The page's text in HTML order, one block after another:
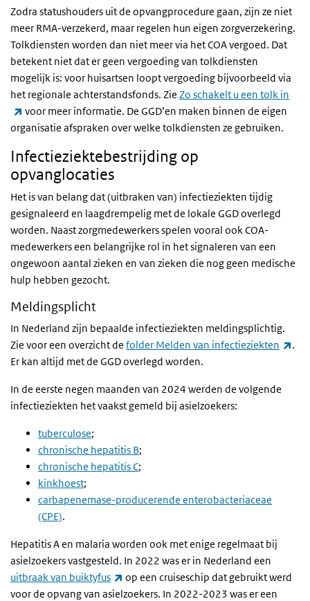
Zodra statushouders uit de opvangprocedure gaan, zijn ze niet
meer RMA-verzekerd, maar regelen hun eigen zorgverzekering.
Tolkdiensten worden dan niet meer via het COA vergoed. Dat
betekent niet dat er geen vergoeding van tolkdiensten
mogelijk is: voor huisartsen loopt vergoeding bijvoorbeeld via
het regionale achterstandsfonds. Zie Zo schakelt u een tolk in
(externe link)
voor meer informatie. De GGD’en maken binnen de eigen
organisatie afspraken over welke tolkdiensten ze gebruiken.
Infectieziektebestrijding op
opvanglocaties
Het is van belang dat (uitbraken van) infectieziekten tijdig
gesignaleerd en laagdrempelig met de lokale GGD overlegd
worden. Naast zorgmedewerkers spelen vooral ook COA-
medewerkers een belangrijke rol in het signaleren van een
ongewoon aantal zieken en van zieken die nog geen medische
hulp hebben gezocht.
Meldingsplicht
In Nederland zijn bepaalde infectieziekten meldingsplichtig.
Zie voor een overzicht de folder Melden van infectieziekten
.
Er kan altijd met de GGD overlegd worden.
In de eerste negen maanden van 2024 werden de volgende
infectieziekten het vaakst gemeld bij asielzoekers:
tuberculose;
chronische hepatitis B;
chronische hepatitis C;
kinkhoest;
carbapenemase-producerende enterobacteriaceae
(CPE).
Hepatitis A en malaria worden ook met enige regelmaat bij
asielzoekers vastgesteld. In 2022 was er in Nederland een
uitbraak van buiktyfus
(externe link)
op een cruiseschip dat gebruikt werd
voor de opvang van asielzoekers. In 2022-2023 was er een